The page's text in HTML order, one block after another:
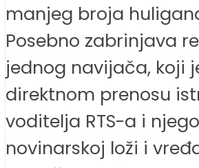
manjeg broja
Posebno zabrinjava
jednog navijača, koji
direktnom prenosu
voditelja RTS-a i
novinarskoj loži i